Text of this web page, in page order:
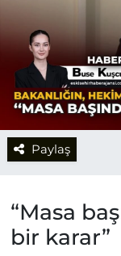
Paylaş
“Masa
bir karar”